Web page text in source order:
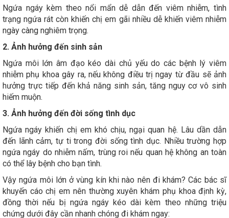
Ngứa ngáy kèm theo nổi mẩn dễ dẫn đến viêm nhiễm, tình
trạng ngứa rát còn khiến chị em gãi nhiều dễ khiến viêm nhiễm
ngày càng nghiêm trọng.
2. Ảnh hưởng đến sinh sản
Ngứa môi lớn âm đạo kéo dài chủ yếu do các bệnh lý viêm
nhiễm phụ khoa gây ra, nếu không điều trị ngay từ đầu sẽ ảnh
hưởng trực tiếp đến khả năng sinh sản, tăng nguy cơ vô sinh
hiếm muộn.
3. Ảnh hưởng đến đời sống tình dục
Ngứa ngáy khiến chị em khó chịu, ngại quan hệ. Lâu dần dẫn
đến lãnh cảm, tự ti trong đời sống tình dục. Nhiều trường hợp
ngứa ngáy do nhiễm nấm, trùng roi nếu quan hệ không an toàn
có thể lây bệnh cho bạn tình.
Vậy ngứa môi lớn ở vùng kín khi nào nên đi khám? Các bác sĩ
khuyến cáo chị em nên thường xuyên khám phụ khoa định kỳ,
đồng thời nếu bị ngứa ngáy kéo dài kèm theo những triệu
chứng dưới đây cần nhanh chóng đi khám ngay: